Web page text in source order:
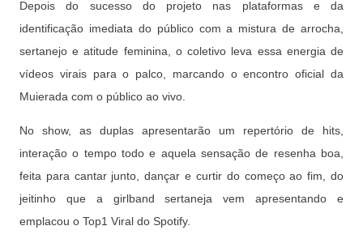
Depois do sucesso do projeto nas plataformas e da
identificação imediata do público com a mistura de arrocha,
sertanejo e atitude feminina, o coletivo leva essa energia de
vídeos virais para o palco, marcando o encontro oficial da
Muierada com o público ao vivo.
No show, as duplas apresentarão um repertório de hits,
interação o tempo todo e aquela sensação de resenha boa,
feita para cantar junto, dançar e curtir do começo ao fim, do
jeitinho que a girlband sertaneja vem apresentando e
emplacou o Top1 Viral do Spotify.